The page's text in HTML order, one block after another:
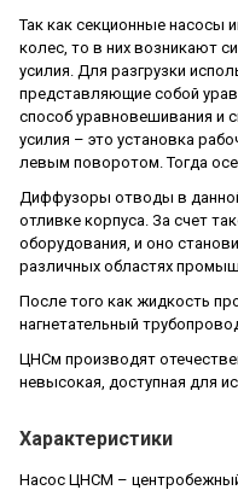
Так как секционные насосы
колес, то в них возникают
усилия. Для разгрузки
представляющие собой
способ уравновешивания и
усилия – это установка
левым поворотом. Тогда
Диффузоры отводы в
отливке корпуса. За счет
оборудования, и оно
различных областях
После того как жидкость
нагнетательный
ЦНСм производят
невысокая, доступная для
Характеристики
Насос ЦНСМ –